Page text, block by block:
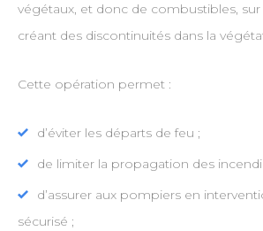
végétaux, et donc de combustibles, sur
créant des discontinuités dans la
Cette opération permet :
d’éviter les départs de feu ;
de limiter la propagation des
d’assurer aux pompiers en
sécurisé ;